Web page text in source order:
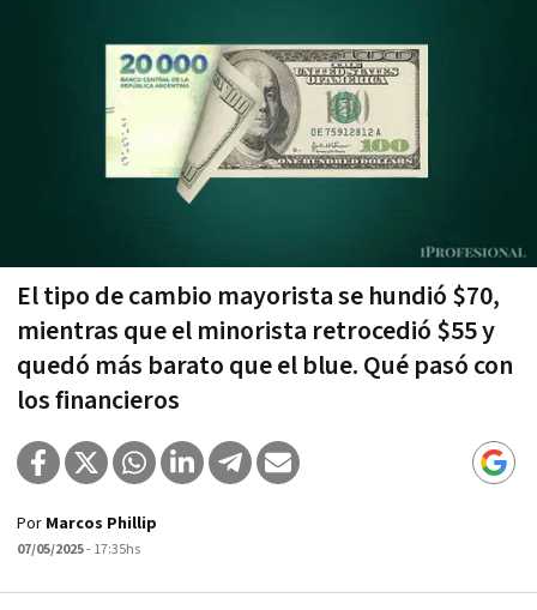
El tipo de cambio mayorista se hundió $70,
mientras que el minorista retrocedió $55 y
quedó más barato que el blue. Qué pasó con
los financieros
Por Marcos Phillip
07/05/2025- 17:35hs